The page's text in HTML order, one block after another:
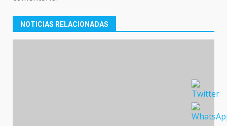
NOTICIAS RELACIONADAS